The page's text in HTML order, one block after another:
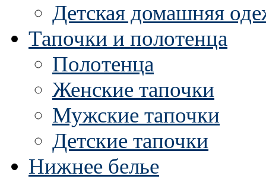
Детская домашняя
Тапочки и полотенца
Полотенца
Женские тапочки
Мужские тапочки
Детские тапочки
Нижнее белье